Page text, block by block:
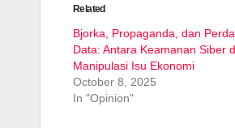
Related
Bjorka, Propaganda, dan
Data: Antara Keamanan Siber
Manipulasi Isu Ekonomi
October 8, 2025
In "Opinion"